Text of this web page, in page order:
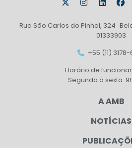
Rua São Carlos do Pinhal, 324
01333903
+55 (11)
Horário de
Segunda à sexta:
A AMB
NOTÍCIAS